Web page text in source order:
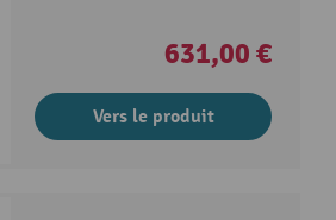
631,00 €
Vers le produit